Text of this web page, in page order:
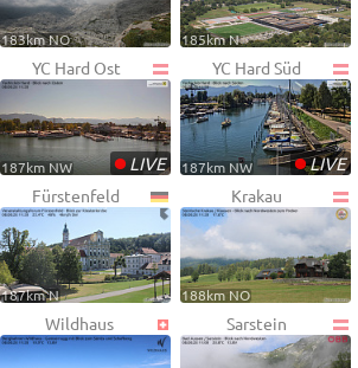
183km NO 185km N
YC Hard Ost
•LIVE
187km NW
YC Hard Süd
•LIVE
187km NW
Fürstenfeld
187km N
Krakau
188km NO
Wildhaus Sarstein